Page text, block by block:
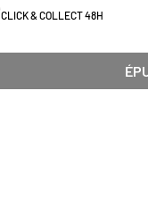
CLICK & COLLECT 48H